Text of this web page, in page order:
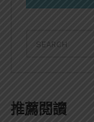
FOR:
推薦閱讀